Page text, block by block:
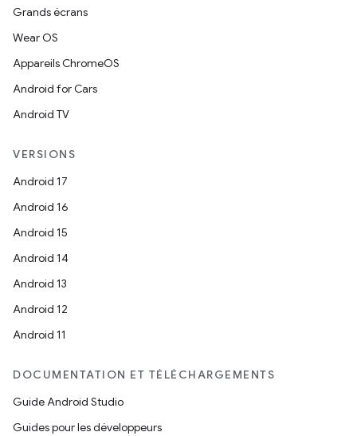
Grands écrans
Wear OS
Appareils ChromeOS
Android for Cars
Android TV
VERSIONS
Android 17
Android 16
Android 15
Android 14
Android 13
Android 12
Android 11
DOCUMENTATION ET TÉLÉCHARGEMENTS
Guide Android Studio
Guides pour les développeurs